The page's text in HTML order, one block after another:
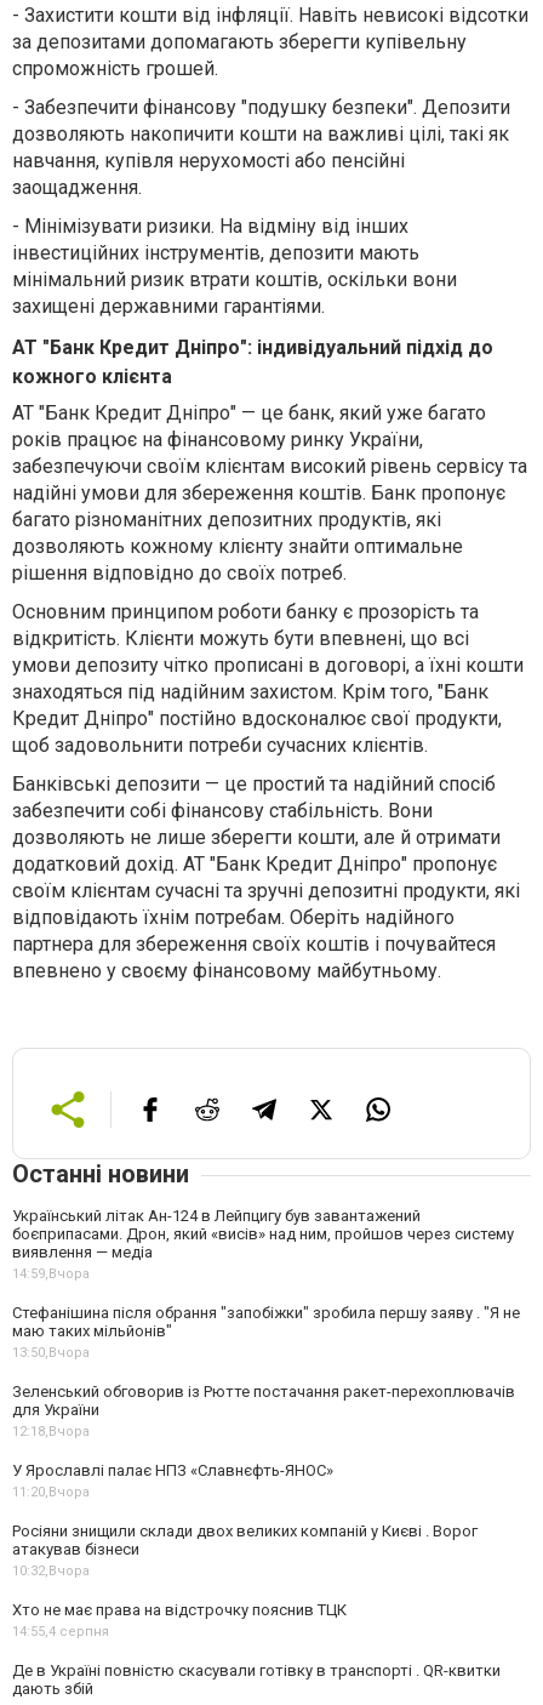
- Захистити кошти від інфляції. Навіть невисокі відсотки
за депозитами допомагають зберегти купівельну
спроможність грошей.
- Забезпечити фінансову "подушку безпеки". Депозити
дозволяють накопичити кошти на важливі цілі, такі як
навчання, купівля нерухомості або пенсійні
заощадження.
- Мінімізувати ризики. На відміну від інших
інвестиційних інструментів, депозити мають
мінімальний ризик втрати коштів, оскільки вони
захищені державними гарантіями.
АТ "Банк Кредит Дніпро": індивідуальний підхід до
кожного клієнта
АТ "Банк Кредит Дніпро" — це банк, який уже багато
років працює на фінансовому ринку України,
забезпечуючи своїм клієнтам високий рівень сервісу та
надійні умови для збереження коштів. Банк пропонує
багато різноманітних депозитних продуктів, які
дозволяють кожному клієнту знайти оптимальне
рішення відповідно до своїх потреб.
Основним принципом роботи банку є прозорість та
відкритість. Клієнти можуть бути впевнені, що всі
умови депозиту чітко прописані в договорі, а їхні кошти
знаходяться під надійним захистом. Крім того, "Банк
Кредит Дніпро" постійно вдосконалює свої продукти,
щоб задовольнити потреби сучасних клієнтів.
Банківські депозити — це простий та надійний спосіб
забезпечити собі фінансову стабільність. Вони
дозволяють не лише зберегти кошти, але й отримати
додатковий дохід. АТ "Банк Кредит Дніпро" пропонує
своїм клієнтам сучасні та зручні депозитні продукти, які
відповідають їхнім потребам. Оберіть надійного
партнера для збереження своїх коштів і почувайтеся
впевнено у своєму фінансовому майбутньому.
Останні новини
Український літак Ан-124 в Лейпцигу був завантажений
боєприпасами. Дрон, який «висів» над ним, пройшов через систему
виявлення — медіа
14:59,Вчора
Стефанішина після обрання "запобіжки" зробила першу заяву . "Я не
маю таких мільйонів"
13:50,Вчора
Зеленський обговорив із Рютте постачання ракет-перехоплювачів
для України
12:18,Вчора
У Ярославлі палає НПЗ «Славнєфть-ЯНОС»
11:20,Вчора
Росіяни знищили склади двох великих компаній у Києві . Ворог
атакував бізнеси
10:32,Вчора
Хто не має права на відстрочку пояснив ТЦК
14:55,4 серпня
Де в Україні повністю скасували готівку в транспорті . QR-квитки
дають збій